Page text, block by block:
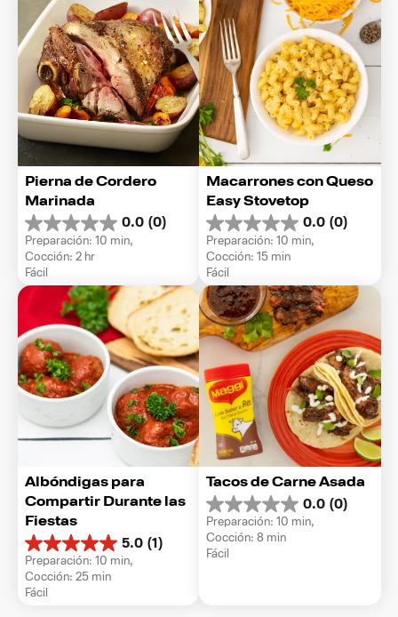
reseña
Pierna de Cordero
Marinada
0.0 (0)
0.0
de
5
estrellas.
Preparación: 10 min,
Cocción: 2 hr
Fácil
Macarrones con Queso
Easy Stovetop
0.0 (0)
0.0
de
5
estrellas.
Preparación: 10 min,
Cocción: 15 min
Fácil
Albóndigas para
Compartir Durante las
Fiestas
5.0 (1)
5.0
de
5
estrellas.
Preparación: 10 min,
Cocción: 25 min
Fácil
Tacos de Carne Asada
0.0 (0)
0.0
de
5
estrellas.
Preparación: 10 min,
Cocción: 8 min
Fácil